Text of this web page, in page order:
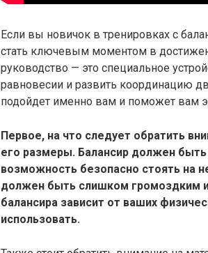
Если вы новичок в тренировках с
стать ключевым моментом в
руководство — это специальное
равновесии и развить координацию
подойдет именно вам и поможет вам
Первое, на что следует обратить
его размеры. Балансир должен
возможность безопасно стоять на
должен быть слишком громоздким
балансира зависит от ваших
использовать.